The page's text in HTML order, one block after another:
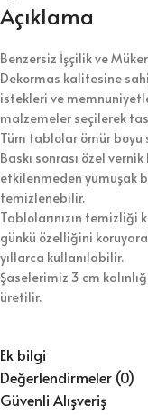
Açıklama
Benzersiz İşçilik ve
Dekormas kalitesine
istekleri ve
malzemeler seçilerek
Tüm tablolar ömür
Baskı sonrası özel
etkilenmeden yumuşak
temizlenebilir.
Tablolarınızın temizliği
günkü özelliğini
yıllarca kullanılabilir.
Şaselerimiz 3 cm
üretilir.
Ek bilgi
Değerlendirmeler (0)
Güvenli Alışveriş